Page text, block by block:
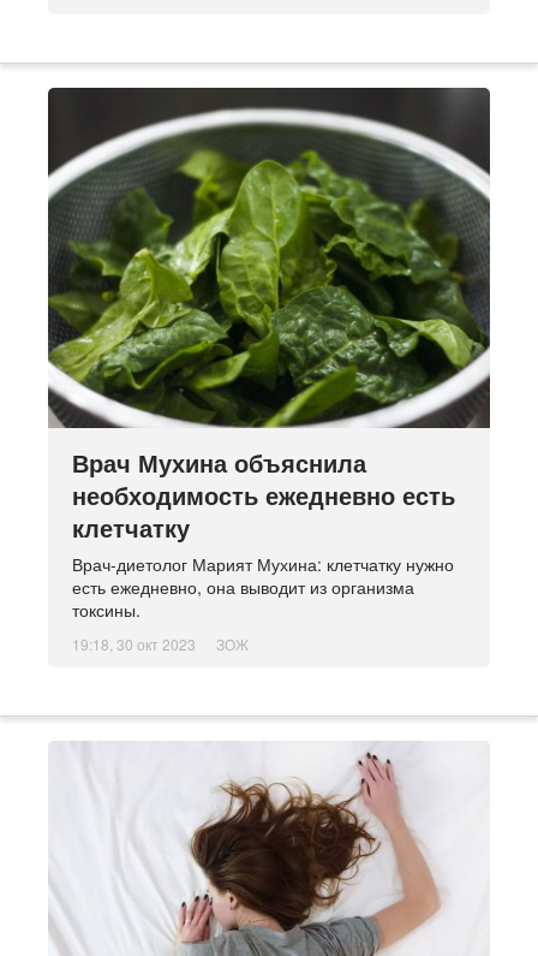
Врач Мухина объяснила
необходимость ежедневно есть
клетчатку
Врач-диетолог Марият Мухина: клетчатку нужно
есть ежедневно, она выводит из организма
токсины.
19:18, 30 окт 2023 ЗОЖ